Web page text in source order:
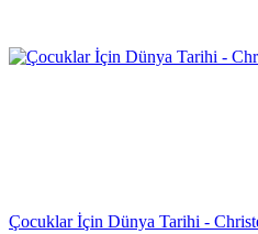
Çocuklar İçin Dünya Tarihi -